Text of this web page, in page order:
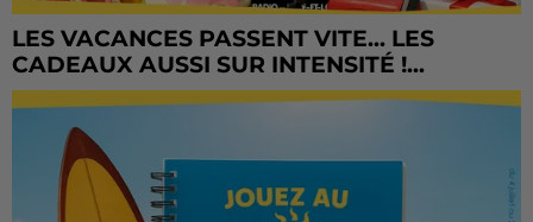
LES VACANCES PASSENT VITE... LES
CADEAUX AUSSI SUR INTENSITÉ !...